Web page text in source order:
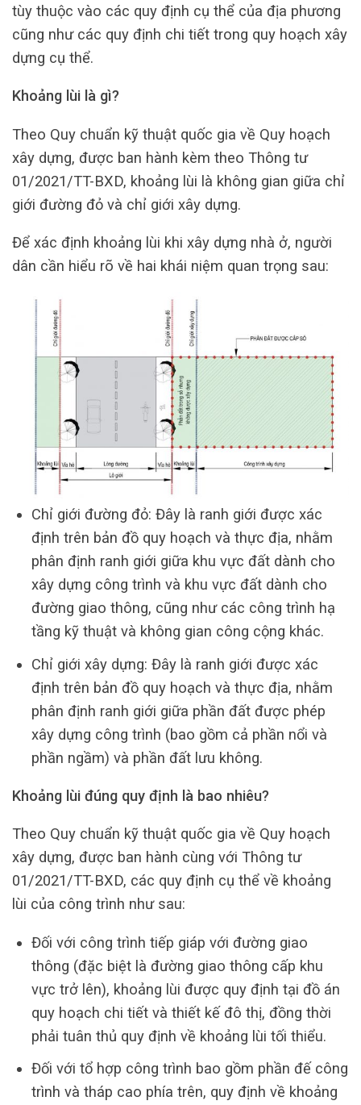
tùy thuộc vào các quy định cụ thể của địa phương
cũng như các quy định chi tiết trong quy hoạch xây
dựng cụ thể.
Khoảng lùi là gì?
Theo Quy chuẩn kỹ thuật quốc gia về Quy hoạch
xây dựng, được ban hành kèm theo Thông tư
01/2021/TT-BXD, khoảng lùi là không gian giữa chỉ
giới đường đỏ và chỉ giới xây dựng.
Để xác định khoảng lùi khi xây dựng nhà ở, người
dân cần hiểu rõ về hai khái niệm quan trọng sau:
Chỉ giới đường đỏ: Đây là ranh giới được xác
định trên bản đồ quy hoạch và thực địa, nhằm
phân định ranh giới giữa khu vực đất dành cho
xây dựng công trình và khu vực đất dành cho
đường giao thông, cũng như các công trình hạ
tầng kỹ thuật và không gian công cộng khác.
Chỉ giới xây dựng: Đây là ranh giới được xác
định trên bản đồ quy hoạch và thực địa, nhằm
phân định ranh giới giữa phần đất được phép
xây dựng công trình (bao gồm cả phần nổi và
phần ngầm) và phần đất lưu không.
Khoảng lùi đúng quy định là bao nhiêu?
Theo Quy chuẩn kỹ thuật quốc gia về Quy hoạch
xây dựng, được ban hành cùng với Thông tư
01/2021/TT-BXD, các quy định cụ thể về khoảng
lùi của công trình như sau:
Đối với công trình tiếp giáp với đường giao
thông (đặc biệt là đường giao thông cấp khu
vực trở lên), khoảng lùi được quy định tại đồ án
quy hoạch chi tiết và thiết kế đô thị, đồng thời
phải tuân thủ quy định về khoảng lùi tối thiểu.
Đối với tổ hợp công trình bao gồm phần đế công
trình và tháp cao phía trên, quy định về khoảng